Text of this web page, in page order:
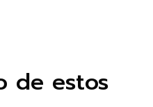
de estos